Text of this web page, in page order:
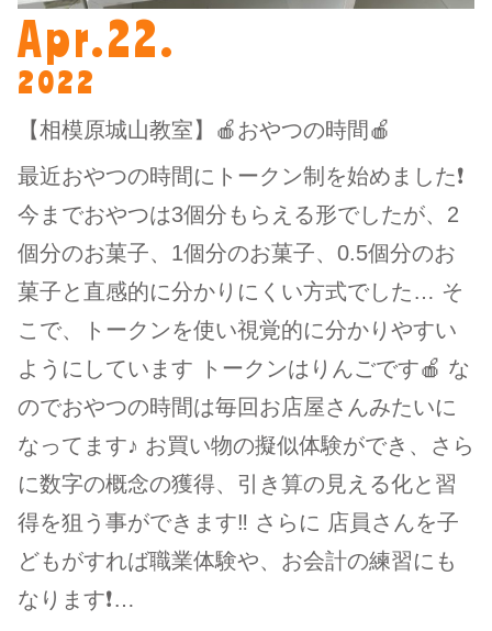
Apr.22.
2022
【相模原城山教室】🍎おやつの時間🍎
最近おやつの時間にトークン制を始めました❗️
今までおやつは3個分もらえる形でしたが、2
個分のお菓子、1個分のお菓子、0.5個分のお
菓子と直感的に分かりにくい方式でした… そ
こで、トークンを使い視覚的に分かりやすい
ようにしています トークンはりんごです🍎 な
のでおやつの時間は毎回お店屋さんみたいに
なってます♪ お買い物の擬似体験ができ、さら
に数字の概念の獲得、引き算の見える化と習
得を狙う事ができます‼️ さらに 店員さんを子
どもがすれば職業体験や、お会計の練習にも
なります❗…